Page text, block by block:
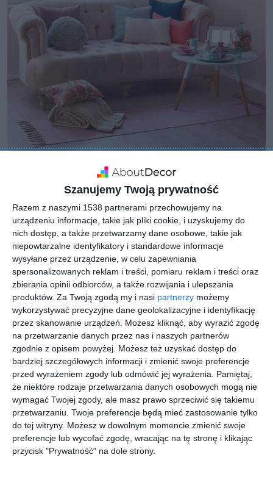
Szanujemy Twoją prywatność
Razem z naszymi 1538 partnerami przechowujemy na
urządzeniu informacje, takie jak pliki cookie, i uzyskujemy do
nich dostęp, a także przetwarzamy dane osobowe, takie jak
niepowtarzalne identyfikatory i standardowe informacje
wysyłane przez urządzenie, w celu zapewniania
spersonalizowanych reklam i treści, pomiaru reklam i treści oraz
zbierania opinii odbiorców, a także rozwijania i ulepszania
produktów. Za Twoją zgodą my i nasi partnerzy możemy
wykorzystywać precyzyjne dane geolokalizacyjne i identyfikację
przez skanowanie urządzeń. Możesz kliknąć, aby wyrazić zgodę
na przetwarzanie danych przez nas i naszych partnerów
zgodnie z opisem powyżej. Możesz też uzyskać dostęp do
bardziej szczegółowych informacji i zmienić swoje preferencje
przed wyrażeniem zgody lub odmówić jej wyrażenia. Pamiętaj,
że niektóre rodzaje przetwarzania danych osobowych mogą nie
wymagać Twojej zgody, ale masz prawo sprzeciwić się takiemu
przetwarzaniu. Twoje preferencje będą mieć zastosowanie tylko
do tej witryny. Możesz w dowolnym momencie zmienić swoje
preferencje lub wycofać zgodę, wracając na tę stronę i klikając
przycisk "Prywatność" na dole strony.
INSPIRACJA
Róż na ścianie i w
dodatkach w salonie
Róż na ścianie i w dodatkach w aranżacji salonu.